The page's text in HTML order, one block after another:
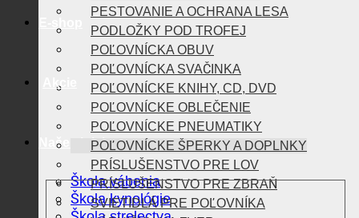
Škola vábenia
Škola kynológie
Škola strelectva
Lovtek Podcast
Veľkoobchod
O nás
PESTOVANIE A OCHRANA LESA
PODLOŽKY POD TROFEJ
POĽOVNÍCKA OBUV
POĽOVNÍCKA SVAČINKA
POĽOVNÍCKE KNIHY, CD, DVD
POĽOVNÍCKE OBLEČENIE
POĽOVNÍCKE PNEUMATIKY
POĽOVNÍCKE ŠPERKY A DOPLNKY
PRÍSLUŠENSTVO PRE LOV
PRÍSLUŠENSTVO PRE ZBRAŇ
SVIETIDLÁ PRE POĽOVNÍKA